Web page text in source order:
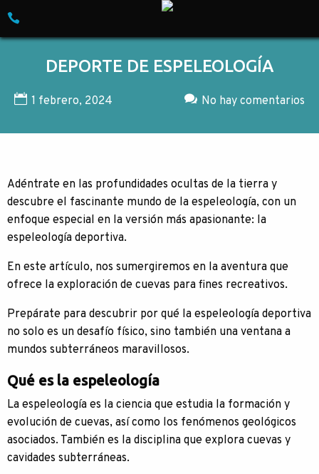
Skip to content
DEPORTE DE ESPELEOLOGÍA
1 febrero, 2024 No hay comentarios
Adéntrate en las profundidades ocultas de la tierra y
descubre el fascinante mundo de la espeleología, con un
enfoque especial en la versión más apasionante: la
espeleología deportiva.
En este artículo, nos sumergiremos en la aventura que
ofrece la exploración de cuevas para fines recreativos.
Prepárate para descubrir por qué la espeleología deportiva
no solo es un desafío físico, sino también una ventana a
mundos subterráneos maravillosos.
Qué es la espeleología
La espeleología es la ciencia que estudia la formación y
evolución de cuevas, así como los fenómenos geológicos
asociados. También es la disciplina que explora cuevas y
cavidades subterráneas.